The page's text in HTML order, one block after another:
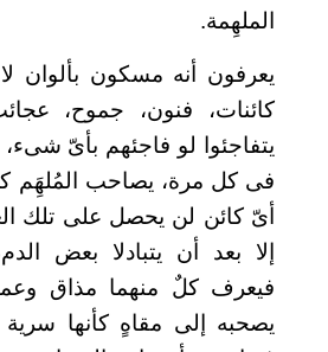
الملهِمة.
يعرفون أنه مسكون بألوان لا
كائنات، فنون، جموح،
يتفاجئوا لو فاجئهم بأىّ
فى كل مرة، يصاحب المُلهَِم كل
أىّ كائن لن يحصل على تلك
إلا بعد أن يتبادلا بعض
فيعرف كلٌ منهما مذاق
يصحبه إلى مقاهٍ كأنها